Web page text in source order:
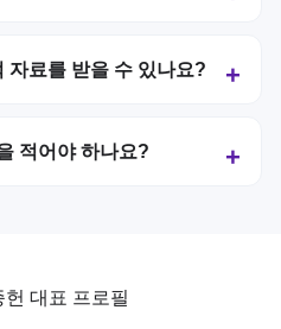
자료를 받을 수 있나요?
적어야 하나요?